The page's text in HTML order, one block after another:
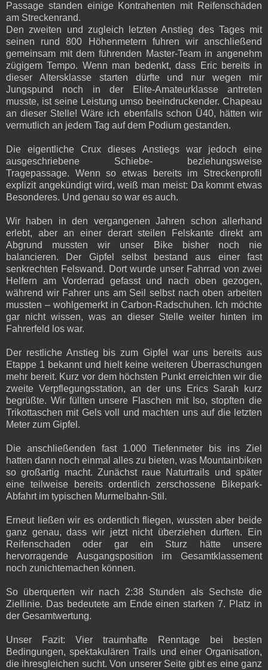
Passage standen einige Kontrahenten mit Reifenschäden
am Streckenrand.
Den zweiten und zugleich letzten Anstieg des Tages mit
seinen rund 800 Höhenmetern fuhren wir anschließend
gemeinsam mit dem führenden Master-Team in angenehm
zügigem Tempo. Wenn man bedenkt, dass Eric bereits in
dieser Altersklasse starten dürfte und nur wegen mir
Jungspund noch in der Elite-Amateurklasse antreten
musste, ist seine Leistung umso beeindruckender. Chapeau
an dieser Stelle! Wäre ich ebenfalls schon Ü40, hätten wir
vermutlich an jedem Tag auf dem Podium gestanden.
Die eigentliche Crux dieses Anstiegs war jedoch eine
ausgeschriebene Schiebe- beziehungsweise
Tragepassage. Wenn so etwas bereits im Streckenprofil
explizit angekündigt wird, weiß man meist: Da kommt etwas
Besonderes. Und genau so war es auch.
Wir haben in den vergangenen Jahren schon allerhand
erlebt, aber an einer derart steilen Felskante direkt am
Abgrund mussten wir unser Bike bisher noch nie
balancieren. Der Gipfel selbst bestand aus einer fast
senkrechten Felswand. Dort wurde unser Fahrrad von zwei
Helfern am Vorderrad gefasst und nach oben gezogen,
während wir Fahrer uns am Seil selbst nach oben arbeiten
mussten – wohlgemerkt in Carbon-Radschuhen. Ich möchte
gar nicht wissen, was an dieser Stelle weiter hinten im
Fahrerfeld los war.
Der restliche Anstieg bis zum Gipfel war uns bereits aus
Etappe 1 bekannt und hielt keine weiteren Überraschungen
mehr bereit. Kurz vor dem höchsten Punkt erreichten wir die
zweite Verpflegungsstation, an der uns Erics Sarah kurz
begrüßte. Wir füllten unsere Flaschen mit Iso, stopften die
Trikottaschen mit Gels voll und machten uns auf die letzten
Meter zum Gipfel.
Die anschließenden fast 1.000 Tiefenmeter bis ins Ziel
hatten dann noch einmal alles zu bieten, was Mountainbiken
so großartig macht. Zunächst raue Naturtrails und später
eine teilweise bereits ordentlich zerschossene Bikepark-
Abfahrt im typischen Murmelbahn-Stil.
Erneut ließen wir es ordentlich fliegen, wussten aber beide
ganz genau, dass wir jetzt nicht überziehen durften. Ein
Reifenschaden oder gar ein Sturz hätte unsere
hervorragende Ausgangsposition im Gesamtklassement
noch zunichtemachen können.
So überquerten wir nach 2:38 Stunden als Sechste die
Ziellinie. Das bedeutete am Ende einen starken 7. Platz in
der Gesamtwertung.
Unser Fazit: Vier traumhafte Renntage bei besten
Bedingungen, spektakulären Trails und einer Organisation,
die ihresgleichen sucht. Von unserer Seite gibt es eine ganz